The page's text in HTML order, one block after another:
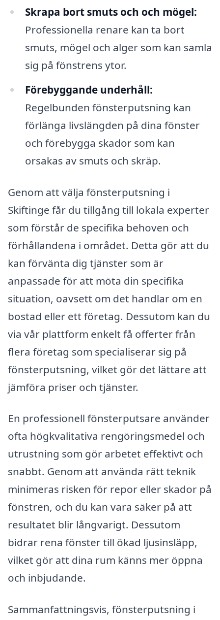
Skrapa bort smuts och och mögel:
Professionella renare kan ta bort
smuts, mögel och alger som kan samla
sig på fönstrens ytor.
Förebyggande underhåll:
Regelbunden fönsterputsning kan
förlänga livslängden på dina fönster
och förebygga skador som kan
orsakas av smuts och skräp.
Genom att välja fönsterputsning i
Skiftinge får du tillgång till lokala experter
som förstår de specifika behoven och
förhållandena i området. Detta gör att du
kan förvänta dig tjänster som är
anpassade för att möta din specifika
situation, oavsett om det handlar om en
bostad eller ett företag. Dessutom kan du
via vår plattform enkelt få offerter från
flera företag som specialiserar sig på
fönsterputsning, vilket gör det lättare att
jämföra priser och tjänster.
En professionell fönsterputsare använder
ofta högkvalitativa rengöringsmedel och
utrustning som gör arbetet effektivt och
snabbt. Genom att använda rätt teknik
minimeras risken för repor eller skador på
fönstren, och du kan vara säker på att
resultatet blir långvarigt. Dessutom
bidrar rena fönster till ökad ljusinsläpp,
vilket gör att dina rum känns mer öppna
och inbjudande.
Sammanfattningsvis, fönsterputsning i